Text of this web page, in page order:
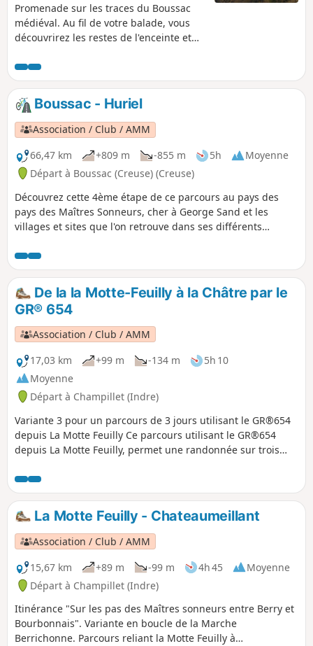
Promenade sur les traces du Boussac
médiéval. Au fil de votre balade, vous
découvrirez les restes de l'enceinte et
porte de la ville vous entrerez dans le
Boussac médiéval et flânerez dans les
rues et ruelles. Vous passerez au vieux
moulin en contrebas du château et
longerez la petite Creuse pour ressortir
sur le pont donnant une superbe vue
sur le château de Boussac où séjournait
l'écrivain Georges Sand.
Boussac - Huriel
Association / Club / AMM
66,47 km
+809 m -855 m 5h
Moyenne
Départ à Boussac (Creuse) (Creuse)
Découvrez cette 4ème étape de ce parcours au pays des
pays des Maîtres Sonneurs, cher à George Sand et les
villages et sites que l'on retrouve dans ses différents
du parcours
De la la Motte-Feuilly à la Châtre par le
GR® 654
Association / Club / AMM
17,03 km
+99 m -134 m
5h 10
Moyenne
Départ à Champillet (Indre)
Variante 3 pour un parcours de 3 jours utilisant le GR®654
depuis La Motte Feuilly Ce parcours utilisant le GR®654
depuis La Motte Feuilly, permet une randonnée sur trois
du sentier "Itinérance sur les pas des Maîtres Sonneurs
entre Berry et Bourbonnais" Soit la boucle : La Châtre - La
Berthenoux - La Motte Feuilly - La Châtre
La Motte Feuilly - Chateaumeillant
Association / Club / AMM
15,67 km
+89 m -99 m 4h 45
Moyenne
Départ à Champillet (Indre)
Itinérance "Sur les pas des Maîtres sonneurs entre Berry et
Bourbonnais". Variante en boucle de la Marche
Berrichonne. Parcours reliant la Motte Feuilly à